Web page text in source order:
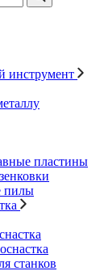
инструмент
пластины
пилы
станков